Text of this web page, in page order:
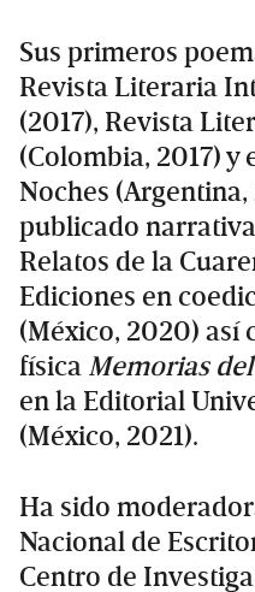
Sus primeros
Revista Literaria
(2017), Revista
(Colombia, 2017) y
Noches
publicado
Relatos de la
Ediciones en
(México, 2020) así
física Memorias
en la Editorial
(México, 2021).
Ha sido
Nacional de
Centro de